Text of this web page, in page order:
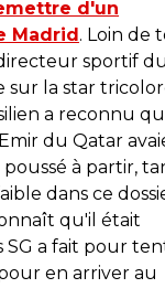
d'un
Madrid . Loin de
sportif
sur la star
a reconnu
du Qatar
à partir,
dans ce
qu'il était
SG a fait pour
en arriver au